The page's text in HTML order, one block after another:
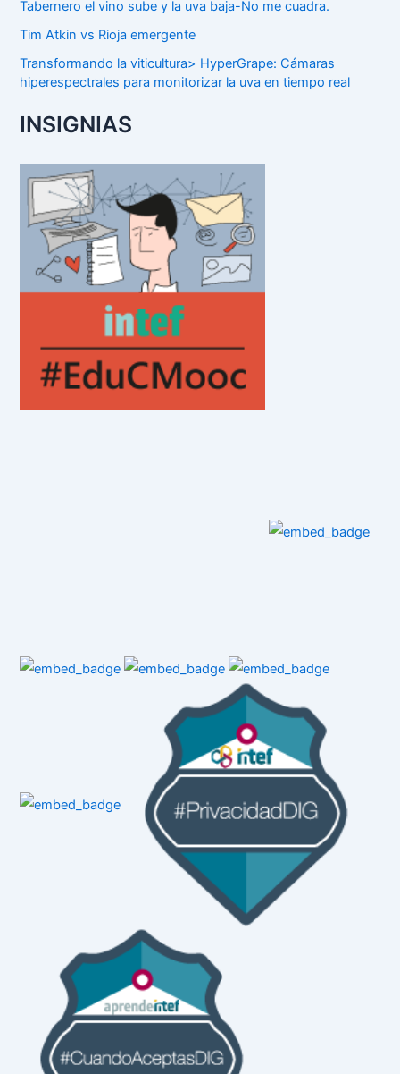
Tabernero el vino sube y la uva baja-No me cuadra.
Tim Atkin vs Rioja emergente
Transformando la viticultura> HyperGrape: Cámaras
hiperespectrales para monitorizar la uva en tiempo real
INSIGNIAS